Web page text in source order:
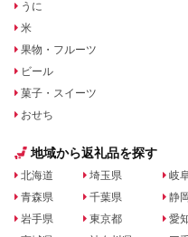
うに
米
果物・フルーツ
ビール
菓子・スイーツ
おせち
地域から返礼品を探す
北海道
青森県
岩手県
埼玉県
千葉県
東京都
岐
静
愛